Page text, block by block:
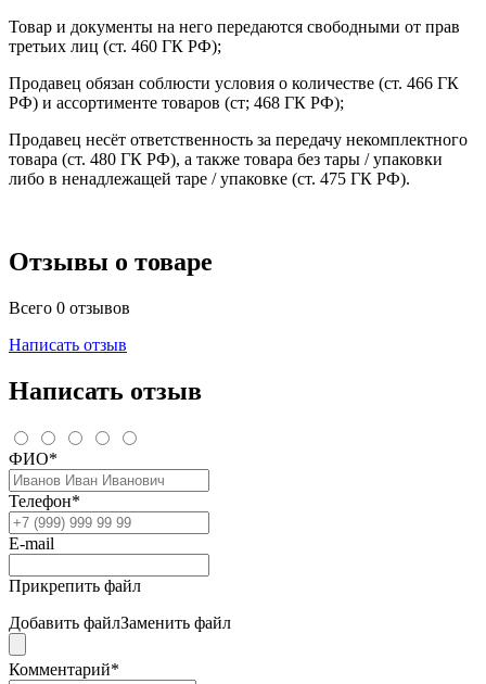
Товар и документы на него передаются свободными от прав
третьих лиц (ст. 460 ГК РФ);
Продавец обязан соблюсти условия о количестве (ст. 466 ГК
РФ) и ассортименте товаров (ст; 468 ГК РФ);
Продавец несёт ответственность за передачу некомплектного
товара (ст. 480 ГК РФ), а также товара без тары / упаковки
либо в ненадлежащей таре / упаковке (ст. 475 ГК РФ).
Отзывы о товаре
Всего 0 отзывов
Написать отзыв
Написать отзыв
ФИО*
Телефон*
E-mail
Прикрепить файл
Добавить файлЗаменить файл
Комментарий*